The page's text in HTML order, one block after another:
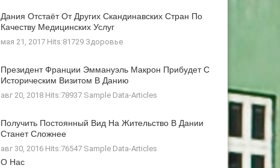
Дания Отстаёт От Других Скандинавских Стран По
Качеству Медицинских Услуг
мая 21, 2017 Hits:81729 Здоровье
Президент Франции Эммануэль Макрон Прибудет С
Историческим Визитом В Данию
авг 20, 2018 Hits:78937 Sample Data-Articles
Получить Постоянный Вид На Жительство В Дании
Станет Сложнее
авг 30, 2016 Hits:76547 Sample Data-Articles
О Нас